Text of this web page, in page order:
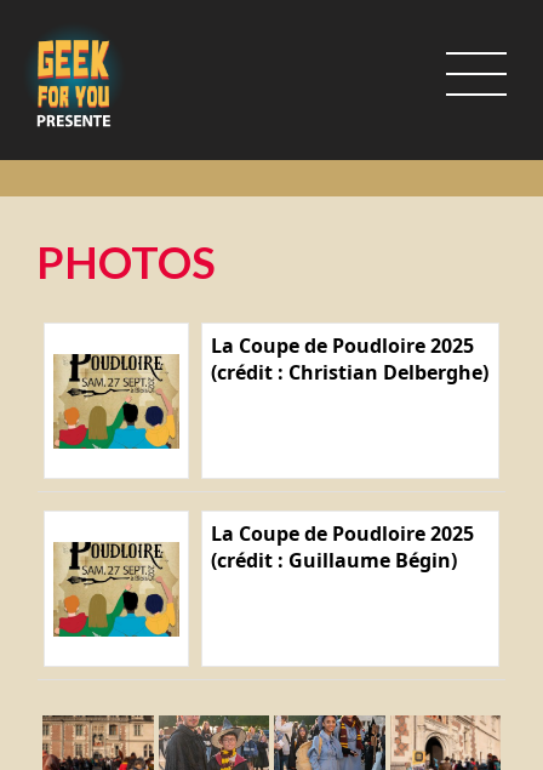
PHOTOS
La Coupe de Poudloire 2025
(crédit : Christian Delberghe)
La Coupe de Poudloire 2025
(crédit : Guillaume Bégin)